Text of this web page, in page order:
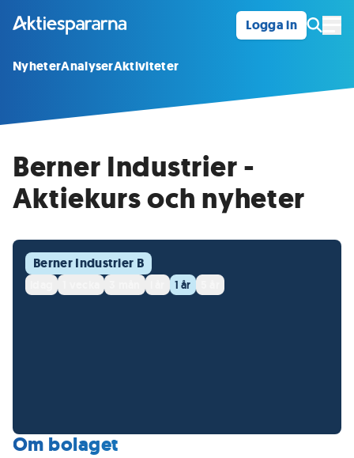
Logga in
NyheterAnalyserAktiviteter
Berner Industrier -
Aktiekurs och nyheter
Berner Industrier B
1 år
Om bolaget